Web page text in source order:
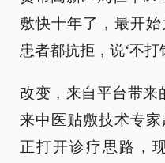
敷快十年了，最开
患者都抗拒，说‘不打
改变，来自平台带来
来中医贴敷技术专
正打开诊疗思路，